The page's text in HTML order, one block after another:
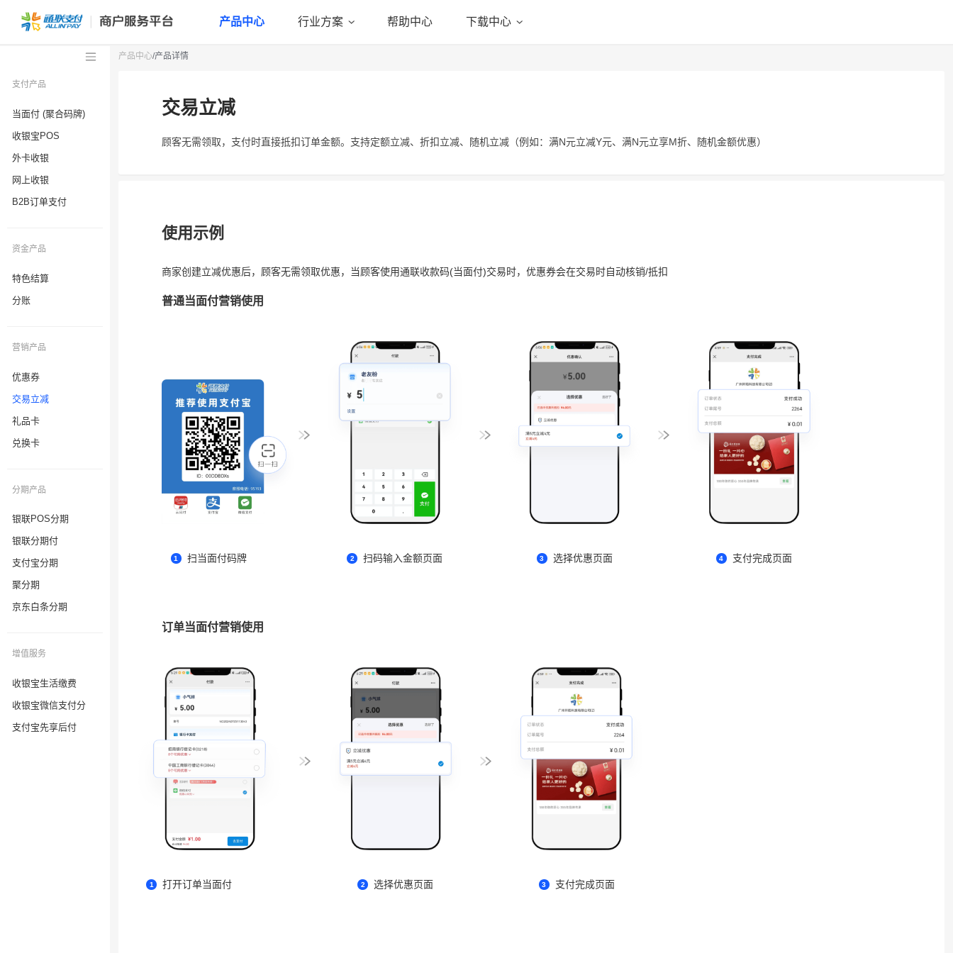
产品中心 行业方案 帮助中心 下载中心
支付产品
当面付 (聚合码牌)
收银宝POS
外卡收银
网上收银
B2B订单支付
资金产品
特色结算
分账
营销产品
优惠券
交易立减
礼品卡
兑换卡
分期产品
银联POS分期
银联分期付
支付宝分期
聚分期
京东白条分期
增值服务
收银宝生活缴费
收银宝微信支付分
支付宝先享后付
产品中心/产品详情